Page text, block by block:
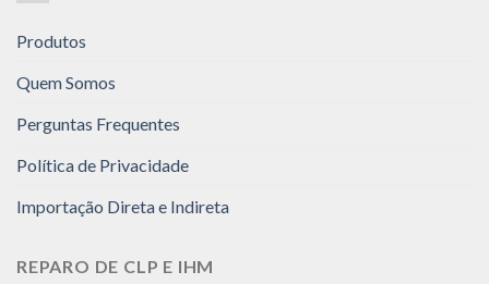
Produtos
Quem Somos
Perguntas Frequentes
Política de Privacidade
Importação Direta e Indireta
REPARO DE CLP E IHM